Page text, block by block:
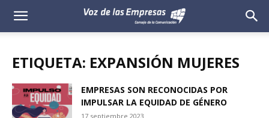
Voz
Empresas
ETIQUETA: EXPANSIÓN MUJERES
EMPRESAS SON RECONOCIDAS POR
IMPULSAR LA EQUIDAD DE GÉNERO
17 septiembre 2023